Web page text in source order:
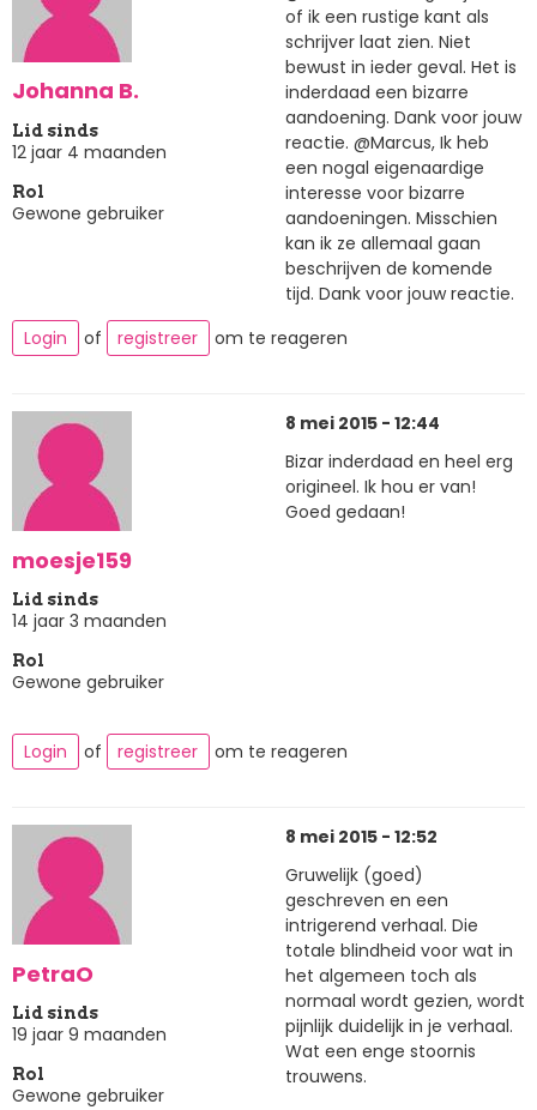
Johanna B.
Lid sinds
12 jaar 4 maanden
Rol
Gewone gebruiker
of ik een rustige kant als
schrijver laat zien. Niet
bewust in ieder geval. Het is
inderdaad een bizarre
aandoening. Dank voor jouw
reactie. @Marcus, Ik heb
een nogal eigenaardige
interesse voor bizarre
aandoeningen. Misschien
kan ik ze allemaal gaan
beschrijven de komende
tijd. Dank voor jouw reactie.
Login
of registreer om te reageren
moesje159
Lid sinds
14 jaar 3 maanden
Rol
Gewone gebruiker
8 mei 2015 - 12:44
Bizar inderdaad en heel erg
origineel. Ik hou er van!
Goed gedaan!
Login of registreer om te reageren
PetraO
Lid sinds
19 jaar 9 maanden
Rol
Gewone gebruiker
8 mei 2015 - 12:52
Gruwelijk (goed)
geschreven en een
intrigerend verhaal. Die
totale blindheid voor wat in
het algemeen toch als
normaal wordt gezien, wordt
pijnlijk duidelijk in je verhaal.
Wat een enge stoornis
trouwens.